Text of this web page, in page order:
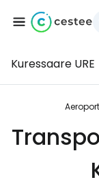
Kuressaare URE
...